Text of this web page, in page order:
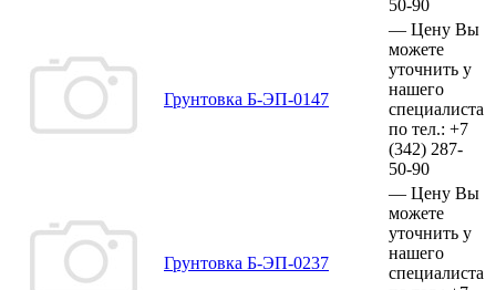
50-90
Грунтовка Б-ЭП-0147
— Цену Вы
можете
уточнить у
нашего
специалиста
по тел.: +7
(342) 287-
50-90
Грунтовка Б-ЭП-0237
— Цену Вы
можете
уточнить у
нашего
специалиста